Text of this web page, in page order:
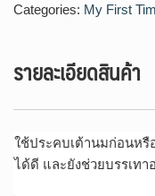
Categories: My First
รายละเอียดสินค้า
ใช้ประคบเต้านมก่อนห
ได้ดี และยังช่วยบรรเท